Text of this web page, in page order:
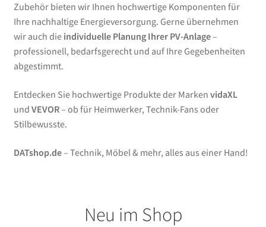
Zubehör bieten wir Ihnen hochwertige Komponenten für
Ihre nachhaltige Energieversorgung. Gerne übernehmen
wir auch die individuelle Planung Ihrer PV-Anlage–
professionell, bedarfsgerecht und auf Ihre Gegebenheiten
abgestimmt.
Entdecken Sie hochwertige Produkte der Marken vidaXL
und VEVOR– ob für Heimwerker, Technik-Fans oder
Stilbewusste.
DATshop.de– Technik, Möbel & mehr, alles aus einer Hand!
Neu im Shop